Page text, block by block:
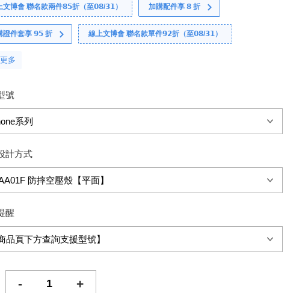
文博會 聯名款兩件𝟴𝟱折（至𝟬𝟴/𝟯𝟭） 加購配件享 𝟴 折
證件套享 𝟵𝟱 折 線上文博會 聯名款單件𝟵𝟮折（至𝟬𝟴/𝟯𝟭）
多
號
計方式
醒
- +